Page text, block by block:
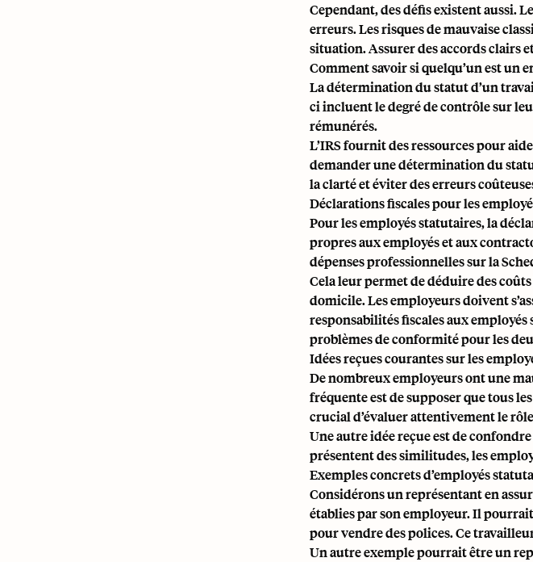
Cependant, des défis existent aussi.
erreurs. Lesrisques de mauvaise
situation. Assurer des accords clairs
Comment savoir si quelqu’un est un
La détermination du statut d’un
ci incluent le degré de contrôle sur
rémunérés.
L’IRS fournit des ressources pour
demander une détermination du
la clarté et éviter des erreurs
Déclarations fiscales pour les
Pour les employés statutaires, la
propres aux employés et aux
dépenses professionnelles sur la
Cela leur permet de déduire des
domicile. Les employeurs doivent
responsabilités fiscales aux
problèmes de conformité pour les
Idées reçues courantes sur les
De nombreux employeurs ont une
fréquente est de supposer que tous
crucial d’évaluer attentivement le
Une autre idée reçue est de
présentent des similitudes, les
Exemples concrets d’employés
Considérons un représentant en
établies par son employeur. Il
pour vendre des polices. Ce
Un autre exemple pourrait être un